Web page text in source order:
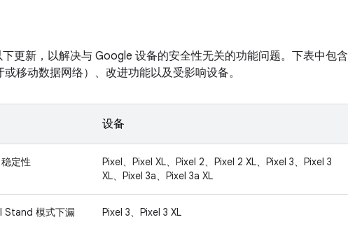
更新，以解决与 Google 设备的安全性无关的功能问题。下表中包含
移动数据网络）、改进功能以及受影响设备。
设备
定性
Pixel、Pixel XL、Pixel 2、Pixel 2 XL、Pixel 3、Pixel 3
XL、Pixel 3a、Pixel 3a XL
Stand 模式下漏
Pixel 3、Pixel 3 XL